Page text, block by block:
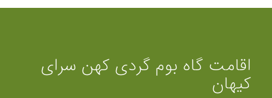
اقامت گاه بوم گردی کهن سرای
کیهان